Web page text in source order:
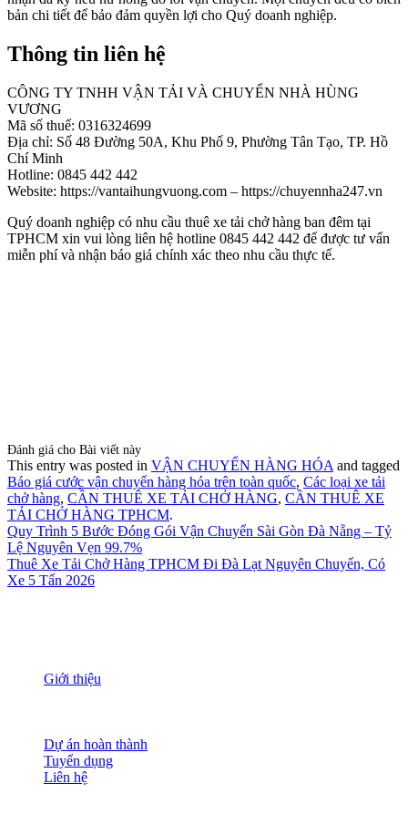
bản chi tiết để bảo đảm quyền lợi cho Quý doanh nghiệp.
Thông tin liên hệ
CÔNG TY TNHH VẬN TẢI VÀ CHUYỂN NHÀ HÙNG
VƯƠNG
Mã số thuế: 0316324699
Địa chỉ: Số 48 Đường 50A, Khu Phố 9, Phường Tân Tạo, TP. Hồ
Chí Minh
Hotline: 0845 442 442
Website: https://vantaihungvuong.com – https://chuyennha247.vn
Quý doanh nghiệp có nhu cầu thuê xe tải chở hàng ban đêm tại
TPHCM xin vui lòng liên hệ hotline 0845 442 442 để được tư vấn
miễn phí và nhận báo giá chính xác theo nhu cầu thực tế.
Đánh giá cho Bài viết này
This entry was posted in VẬN CHUYỂN HÀNG HÓA and tagged
Báo giá cước vận chuyển hàng hóa trên toàn quốc, Các loại xe tải
chở hàng, CẦN THUÊ XE TẢI CHỞ HÀNG, CẦN THUÊ XE
TẢI CHỞ HÀNG TPHCM.
Quy Trình 5 Bước Đóng Gói Vận Chuyển Sài Gòn Đà Nẵng – Tỷ
Lệ Nguyên Vẹn 99.7%
Thuê Xe Tải Chở Hàng TPHCM Đi Đà Lạt Nguyên Chuyến, Có
Xe 5 Tấn 2026
Giới thiệu
Dự án hoàn thành
Tuyển dụng
Liên hệ